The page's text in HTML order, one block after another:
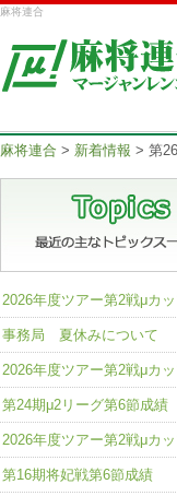
麻将連合
麻将連合 > 新着情報 > 第
2026年度ツアー第2戦μカ
事務局 夏休みについて
2026年度ツアー第2戦μカ
第24期μ2リーグ第6節成績
2026年度ツアー第2戦μカ
第16期将妃戦第6節成績